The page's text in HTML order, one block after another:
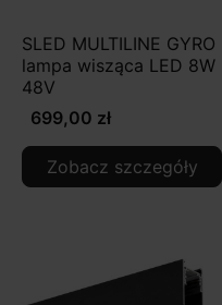
SLED MULTILINE GYRO
lampa wisząca LED 8W
48V
699,00 zł
Zobacz szczegóły